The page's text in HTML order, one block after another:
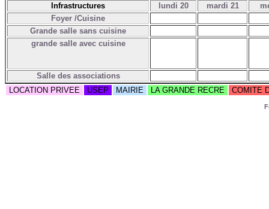
Infrastructures
lundi 20 mardi 21
Foyer /Cuisine
Grande salle sans cuisine
grande salle avec cuisine
Salle des associations
LOCATION PRIVEE
USEP MAIRIE LA GRANDE RECRE COMITE